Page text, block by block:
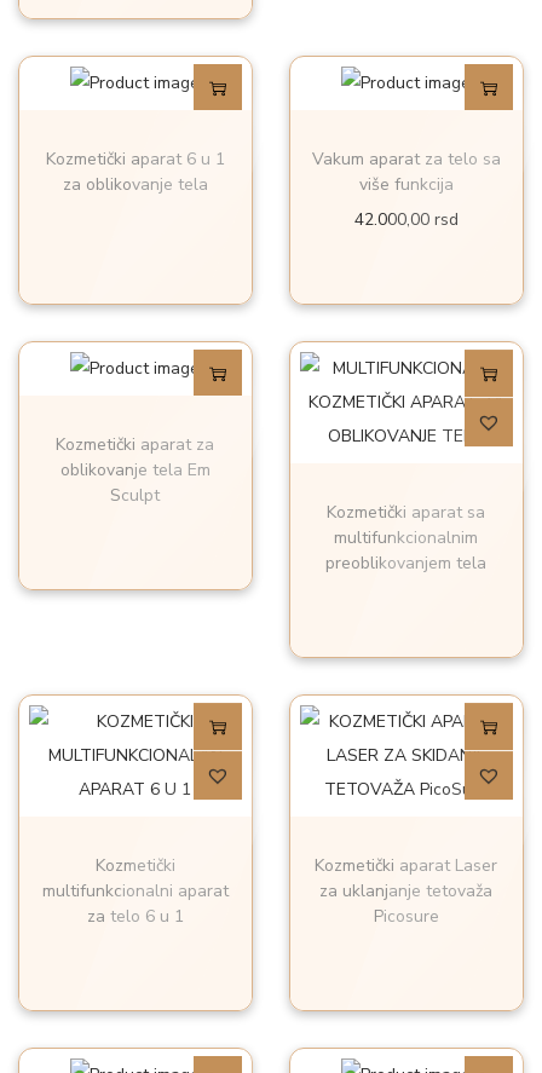
Kozmetički aparat 6 u 1
za oblikovanje tela
Vakum aparat za telo sa
više funkcija
42.000,00 rsd
Kozmetički aparat za
oblikovanje tela Em
Sculpt
Kozmetički aparat sa
multifunkcionalnim
preoblikovanjem tela
Kozmetički
multifunkcionalni aparat
za telo 6 u 1
Kozmetički aparat Laser
za uklanjanje tetovaža
Picosure